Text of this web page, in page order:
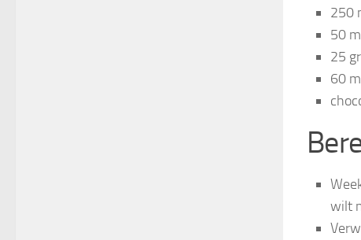
250
50
25
60
wilt